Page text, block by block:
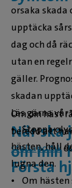
orsaka
upptäcka
dag och då
utan en
gäller.
skadan
Läs gärna
När ska
om min
Om din häst
beredd att
stallapotek
Första
• Stoppa
hästen, håll
lugna den.
• Om hästen